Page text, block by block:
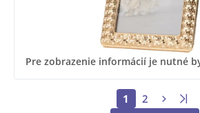
Pre zobrazenie informácií je nutné
1 2